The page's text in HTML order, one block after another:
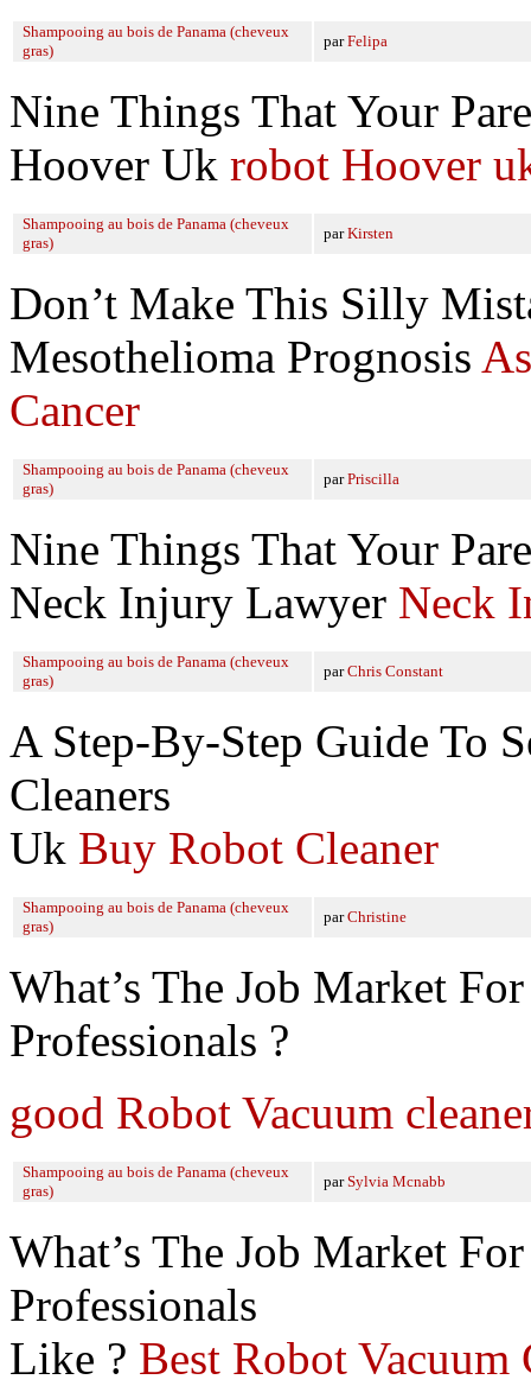
Shampooing au bois de Panama (cheveux
gras)
parFelipa
Nine Things That Your
Hoover Uk robot Hoover
Shampooing au bois de Panama (cheveux
gras)
parKirsten
Don’t Make This Silly
Mesothelioma Prognosis
Cancer
Shampooing au bois de Panama (cheveux
gras)
parPriscilla
Nine Things That Your
Neck Injury Lawyer Neck
Shampooing au bois de Panama (cheveux
gras)
parChris Constant
A Step-By-Step Guide To
Cleaners
Uk Buy Robot Cleaner
Shampooing au bois de Panama (cheveux
gras)
parChristine
What’s The Job Market
Professionals ?
good Robot Vacuum
Shampooing au bois de Panama (cheveux
gras)
parSylvia Mcnabb
What’s The Job Market
Professionals
Like ? Best Robot Vacuum